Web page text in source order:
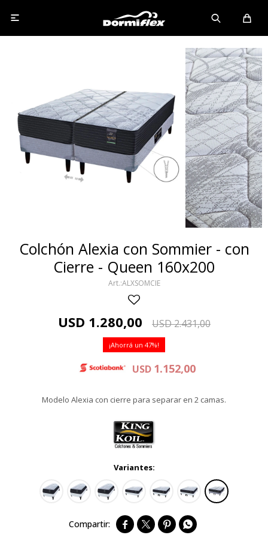

Colchón Alexia con Sommier - con
Cierre - Queen 160x200
ALXSOMCIE
USD 1.280,00 USD2.431,00
47
USD 1.152,00
Modelo Alexia con cierre para separar en 2 camas.
Variantes:
   